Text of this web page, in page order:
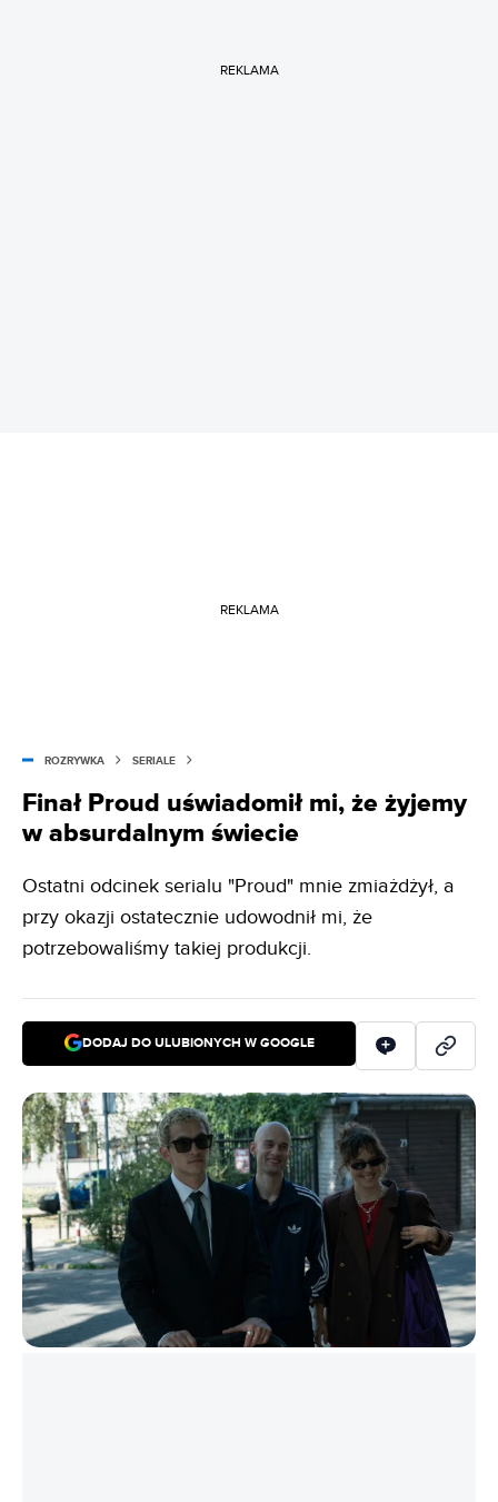
REKLAMA
REKLAMA
ROZRYWKA SERIALE
Finał Proud uświadomił mi, że żyjemy
w absurdalnym świecie
Ostatni odcinek serialu "Proud" mnie zmiażdżył, a
przy okazji ostatecznie udowodnił mi, że
potrzebowaliśmy takiej produkcji.
DODAJ DO ULUBIONYCH W GOOGLE